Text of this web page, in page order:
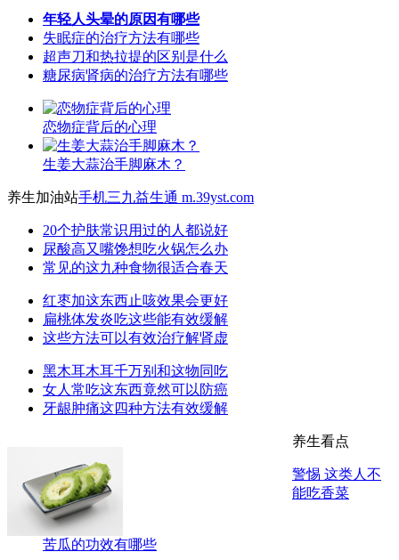
年轻人头晕的原因有哪些
失眠症的治疗方法有哪些
超声刀和热拉提的区别是什么
糖尿病肾病的治疗方法有哪些
恋物症背后的心理
生姜大蒜治手脚麻木？
养生加油站手机三九益生通 m.39yst.com
20个护肤常识用过的人都说好
尿酸高又嘴馋想吃火锅怎么办
常见的这九种食物很适合春天
红枣加这东西止咳效果会更好
扁桃体发炎吃这些能有效缓解
这些方法可以有效治疗解肾虚
黑木耳木耳千万别和这物同吃
女人常吃这东西竟然可以防癌
牙龈肿痛这四种方法有效缓解
苦瓜的功效有哪些
养生看点
警惕 这类人不
能吃香菜